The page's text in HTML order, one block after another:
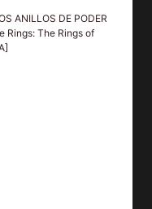
ANILLOS DE PODER
Rings: The Rings of